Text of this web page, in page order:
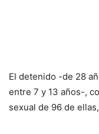
El detenido -de 28
entre 7 y 13 años-,
sexual de 96 de